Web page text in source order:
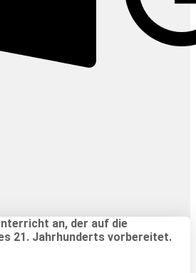
an, der auf die
21. Jahrhunderts vorbereitet.